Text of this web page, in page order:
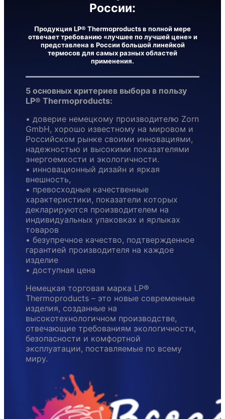
России:
Продукция LP® Thermoproducts в полной мере
отвечает требованию «лучшее по лучшей цене» и
представлена в России большой линейкой
термосов для самых разных областей
применения.
5 основных критериев выбора в пользу
LP® Thermoproducts:
• доверие немецкому производителю Zorn
GmbH, хорошо известному на мировом и
Российском рынке своими инновациями,
надежностью и высокими показателями
энергоемкости и экологичности.
• инновационный дизайн и яркая
внешность,
• превосходные качественные
характеристики, показатели которых
декларируются производителем на
индивидуальных упаковках и ярлыках
товаров
• безупречное качество, подтвержденное
гарантией производителя на каждое
изделие
• доступная цена
Немецкая торговая марка LP®
Thermoproducts – это новые современные
изделия, созданные на
высокотехнологичном производстве,
отвечающие требованиям экологичности,
безопасности и комфортной
эксплуатации, поставляемые по всему
миру.